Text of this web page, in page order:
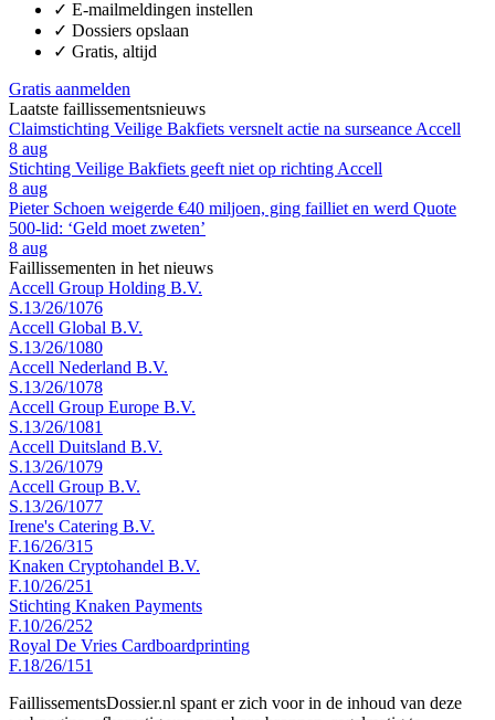
✓ E-mailmeldingen instellen
✓ Dossiers opslaan
✓ Gratis, altijd
Gratis aanmelden
Laatste faillissementsnieuws
Claimstichting Veilige Bakfiets versnelt actie na surseance Accell
8 aug
Stichting Veilige Bakfiets geeft niet op richting Accell
8 aug
Pieter Schoen weigerde €40 miljoen, ging failliet en werd Quote
500-lid: ‘Geld moet zweten’
8 aug
Faillissementen in het nieuws
Accell Group Holding B.V.
S.13/26/1076
Accell Global B.V.
S.13/26/1080
Accell Nederland B.V.
S.13/26/1078
Accell Group Europe B.V.
S.13/26/1081
Accell Duitsland B.V.
S.13/26/1079
Accell Group B.V.
S.13/26/1077
Irene's Catering B.V.
F.16/26/315
Knaken Cryptohandel B.V.
F.10/26/251
Stichting Knaken Payments
F.10/26/252
Royal De Vries Cardboardprinting
F.18/26/151
FaillissementsDossier.nl spant er zich voor in de inhoud van deze